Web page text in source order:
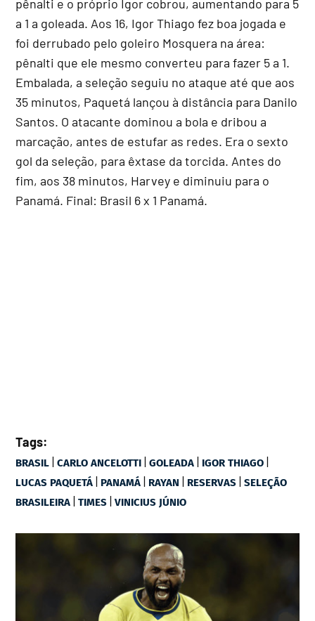
pênalti e o próprio Igor cobrou, aumentando para 5
a 1 a goleada. Aos 16, Igor Thiago fez boa jogada e
foi derrubado pelo goleiro Mosquera na área:
pênalti que ele mesmo converteu para fazer 5 a 1.
Embalada, a seleção seguiu no ataque até que aos
35 minutos, Paquetá lançou à distância para Danilo
Santos. O atacante dominou a bola e dribou a
marcação, antes de estufar as redes. Era o sexto
gol da seleção, para êxtase da torcida. Antes do
fim, aos 38 minutos, Harvey e diminuiu para o
Panamá. Final: Brasil 6 x 1 Panamá.
Tags:
BRASIL |CARLO ANCELOTTI |GOLEADA | IGOR THIAGO |
LUCAS PAQUETÁ | PANAMÁ | RAYAN | RESERVAS |SELEÇÃO
BRASILEIRA |TIMES |VINICIUS JÚNIO